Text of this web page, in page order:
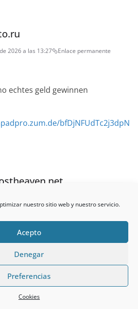
nuestro sitio web y nuestro servicio.
Acepto
Denegar
Preferencias
Cookies
2026 a las 13:27 Enlace permanente
echtes geld gewinnen
bfDjNFUdTc2j3dpN
slots
casinos-2026-spielen-and-